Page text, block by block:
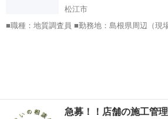
松江市
■職種：地質調査員 ■勤務地：島根県周辺（現場による） ※送迎相談
急募！！店舗の施工管理